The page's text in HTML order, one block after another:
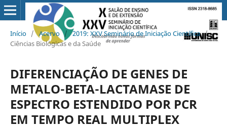
Início / Acervo / 2019: XXV Seminário de Iniciação Científica /
Ciências Biológicas e da Saúde
DIFERENCIAÇÃO DE GENES DE
METALO-BETA-LACTAMASE DE
ESPECTRO ESTENDIDO POR PCR
EM TEMPO REAL MULTIPLEX